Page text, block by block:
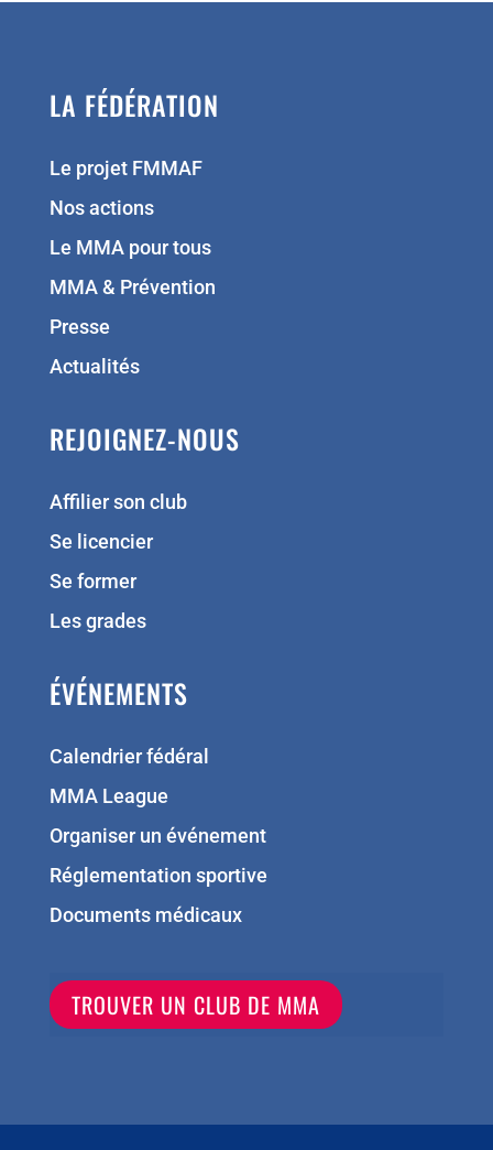
LA FÉDÉRATION
Le projet FMMAF
Nos actions
Le MMA pour tous
MMA & Prévention
Presse
Actualités
REJOIGNEZ-NOUS
Affilier son club
Se licencier
Se former
Les grades
ÉVÉNEMENTS
Calendrier fédéral
MMA League
Organiser un événement
Réglementation sportive
Documents médicaux
TROUVER UN CLUB DE MMA